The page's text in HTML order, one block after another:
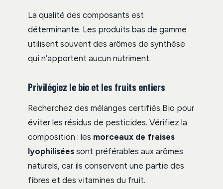
La qualité des composants est
déterminante. Les produits bas de gamme
utilisent souvent des arômes de synthèse
qui n’apportent aucun nutriment.
Privilégiez le bio et les fruits entiers
Recherchez des mélanges certifiés Bio pour
éviter les résidus de pesticides. Vérifiez la
composition : les morceaux de fraises
lyophilisées sont préférables aux arômes
naturels, car ils conservent une partie des
fibres et des vitamines du fruit.